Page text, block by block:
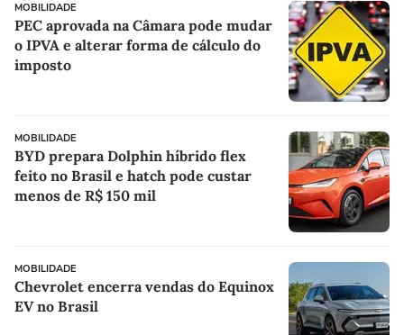
MOBILIDADE
PEC aprovada na Câmara pode mudar
o IPVA e alterar forma de cálculo do
imposto
MOBILIDADE
BYD prepara Dolphin híbrido flex
feito no Brasil e hatch pode custar
menos de R$ 150 mil
MOBILIDADE
Chevrolet encerra vendas do Equinox
EV no Brasil